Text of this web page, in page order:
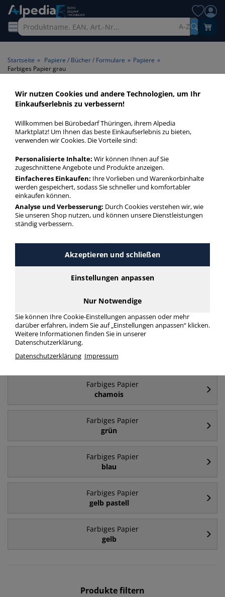
A-Z
Startseite » Papiere / Bücher / Formulare » Papiere »
Farbiges Papier grau
Farbiges Papier grau >
Farbgebung grau
Farbiges Papier grau in bester Qualität zum günstigen Preis.
Funktion.
Farbiges Papier grau
mehr Infos zur Kategorie
Farbiges Papier
Farbiges Papier
160 g/m²
A4 - 80 g/m²
Farbiges Papier
chamois
Farbiges Papier
grün
Farbiges Papier
blau
Farbiges Papier
gelb pastell
Farbiges Papier
gelb
Produkte filtern
Wir nutzen Cookies und andere Technologien, um Ihr
Einkaufserlebnis zu verbessern!
Willkommen bei Bürobedarf Thüringen, ihrem Alpedia
Marktplatz! Um Ihnen das beste Einkaufserlebnis zu bieten,
verwenden wir Cookies. Die Vorteile sind:
Personalisierte Inhalte: Wir können Ihnen auf Sie
zugeschnittene Angebote und Produkte anzeigen.
Einfacheres Einkaufen: Ihre Vorlieben und Warenkorbinhalte
werden gespeichert, sodass Sie schneller und komfortabler
einkaufen können.
Analyse und Verbesserung: Durch Cookies verstehen wir, wie
Sie unseren Shop nutzen, und können unsere Dienstleistungen
ständig verbessern.
Akzeptieren und schließen
Einstellungen anpassen
Nur Notwendige
Sie können Ihre Cookie-Einstellungen anpassen oder mehr
darüber erfahren, indem Sie auf „Einstellungen anpassen“ klicken.
Weitere Informationen finden Sie in unserer
Datenschutzerklärung.
Datenschutzerklärung Impressum